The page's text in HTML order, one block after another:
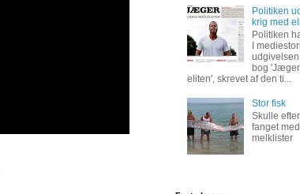
Politiken
krig med
Politiken
I
bog 'Jæger
eliten', skrevet af den ti...
Stor fisk
Skulle
fanget
melklister